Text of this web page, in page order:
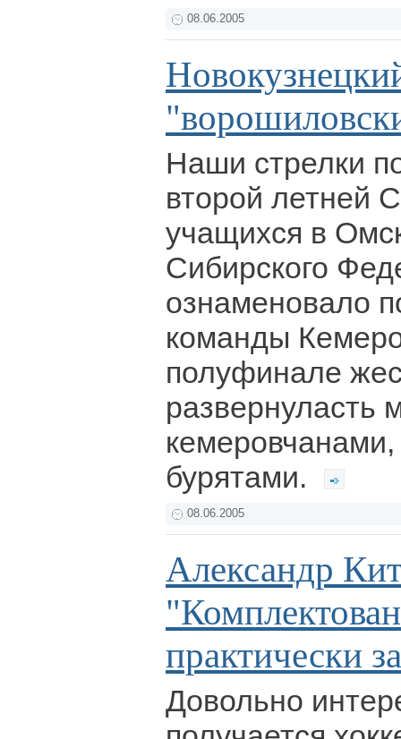
08.06.2005
Наши стрелки
второй летней
учащихся в
Сибирского
ознаменовало
команды
полуфинале
развернуласть
бурятами.
08.06.2005
Александр
практически
Довольно